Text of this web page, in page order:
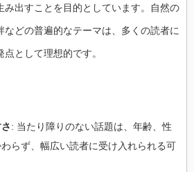
み出すことを目的としています。自然の
などの普遍的なテーマは、多くの読者に
として理想的です。
: 当たり障りのない話題は、年齢、性
らず、幅広い読者に受け入れられる可